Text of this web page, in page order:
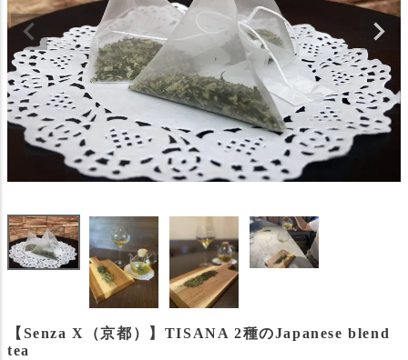
【Senza X（京都）】TISANA 2種のJapanese blend
tea